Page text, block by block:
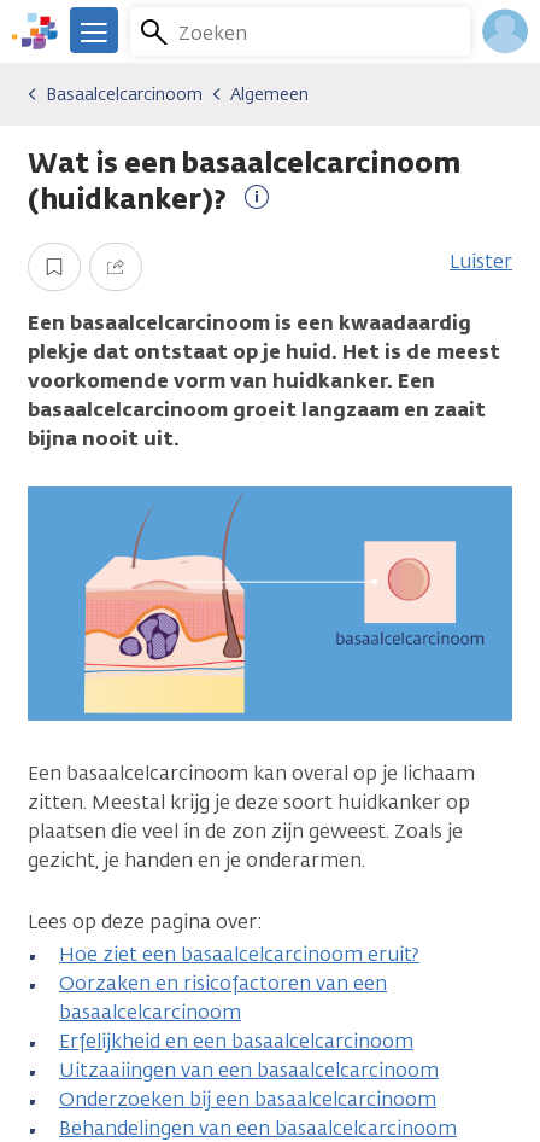
Overslaan
en
gaan
We
er
je.
Kanker.nl
Zoeken
Menu
Kankersoorten
Basaalcelcarcinoom
Algemeen
Basaalcelcarcinoom Algemeen
Wat is een basaalcelcarcinoom
(huidkanker)?
Opslaan Delen Luister
Een basaalcelcarcinoom is een kwaadaardig
plekje dat ontstaat op je huid. Het is de meest
voorkomende vorm van huidkanker. Een
basaalcelcarcinoom groeit langzaam en zaait
bijna nooit uit.
Een basaalcelcarcinoom kan overal op je lichaam
zitten. Meestal krijg je deze soort huidkanker op
plaatsen die veel in de zon zijn geweest. Zoals je
gezicht, je handen en je onderarmen.
Lees op deze pagina over:
Hoe ziet een basaalcelcarcinoom eruit?
Oorzaken en risicofactoren van een
basaalcelcarcinoom
Erfelijkheid en een basaalcelcarcinoom
Uitzaaiingen van een basaalcelcarcinoom
Onderzoeken bij een basaalcelcarcinoom
Behandelingen van een basaalcelcarcinoom